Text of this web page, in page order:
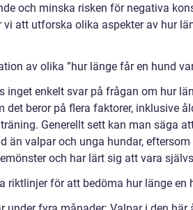
och minska risken för negativa
vi att utforska olika aspekter av hur
av olika ”hur länge får en hund
inget enkelt svar på frågan om hur
det beror på flera faktorer, inklusive
Generellt sett kan man säga
än valpar och unga hundar,
och har lärt sig att vara
riktlinjer för att bedöma hur länge en